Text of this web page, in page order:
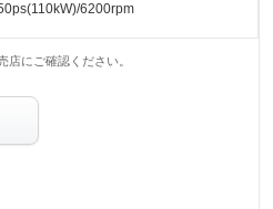
6200rpm
にご確認ください。